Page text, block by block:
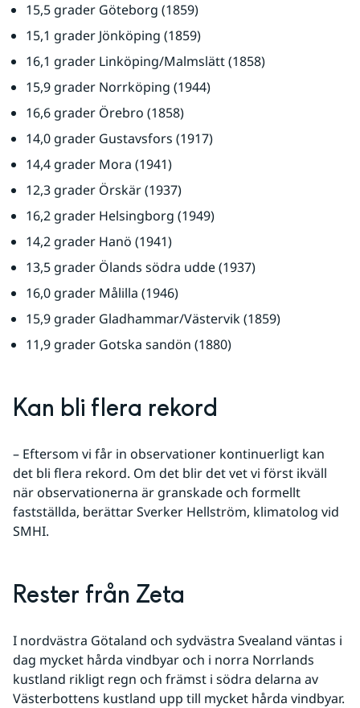
15,5 grader Göteborg (1859)
15,1 grader Jönköping (1859)
16,1 grader Linköping/Malmslätt (1858)
15,9 grader Norrköping (1944)
16,6 grader Örebro (1858)
14,0 grader Gustavsfors (1917)
14,4 grader Mora (1941)
12,3 grader Örskär (1937)
16,2 grader Helsingborg (1949)
14,2 grader Hanö (1941)
13,5 grader Ölands södra udde (1937)
16,0 grader Målilla (1946)
15,9 grader Gladhammar/Västervik (1859)
11,9 grader Gotska sandön (1880)
Kan bli flera rekord
– Eftersom vi får in observationer kontinuerligt kan
det bli flera rekord. Om det blir det vet vi först ikväll
när observationerna är granskade och formellt
fastställda, berättar Sverker Hellström, klimatolog vid
SMHI.
Rester från Zeta
I nordvästra Götaland och sydvästra Svealand väntas i
dag mycket hårda vindbyar och i norra Norrlands
kustland rikligt regn och främst i södra delarna av
Västerbottens kustland upp till mycket hårda vindbyar.